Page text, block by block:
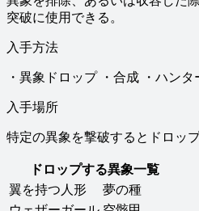
突破に使用できる。
入手方法
・異象ドロップ ・合成 ・ハンタ
入手場所
特定の異象を撃破するとドロッ
ドロップする異象一覧
翼を持つ人形
夢の種